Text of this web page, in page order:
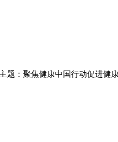
主题：聚焦健康中国行动